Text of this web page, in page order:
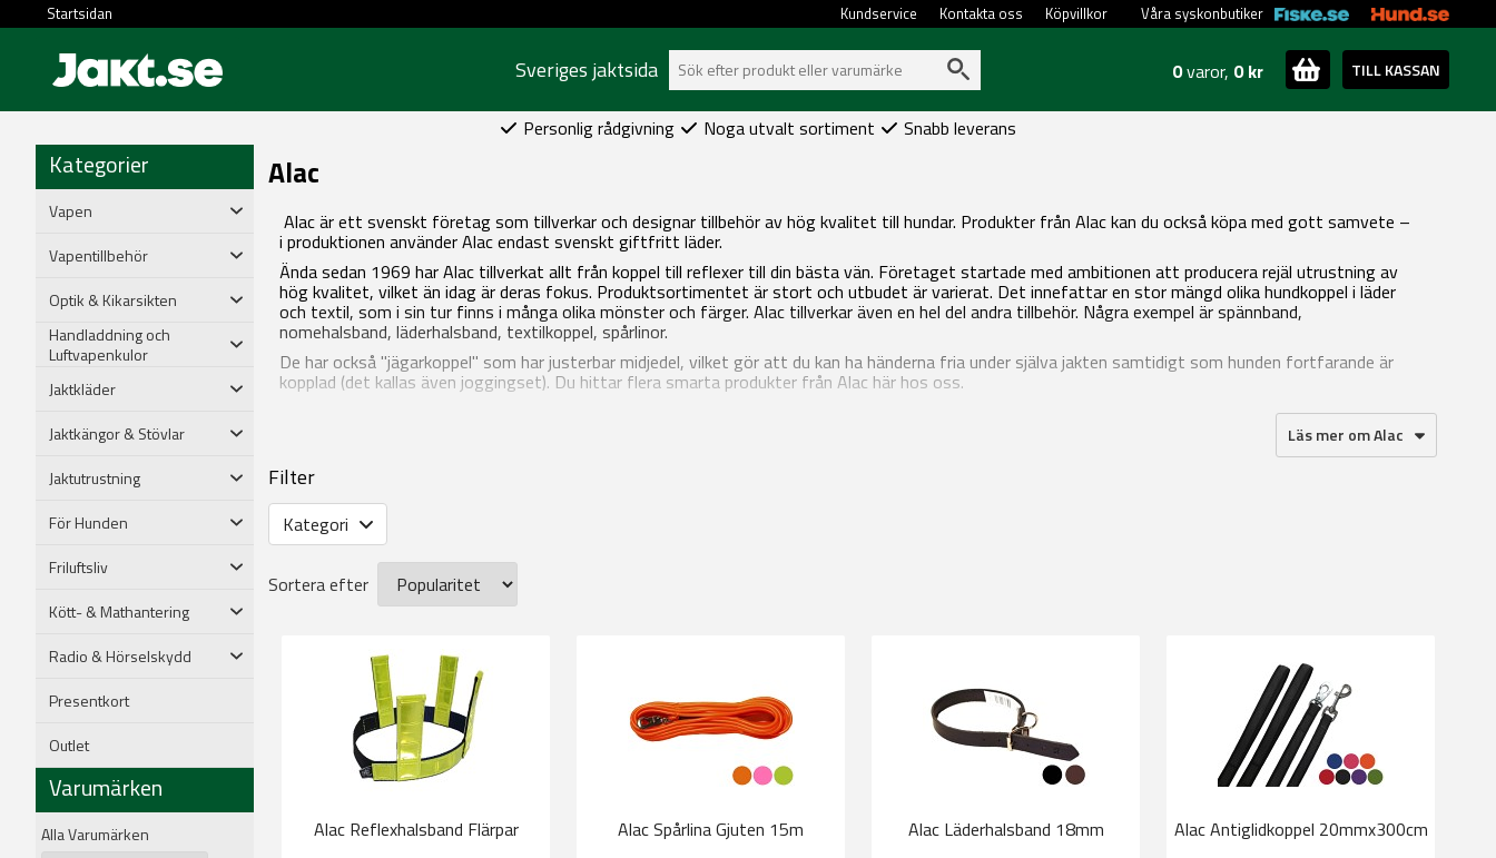
Startsidan Våra syskonbutiker
Köpvillkor
Kontakta oss
Kundservice
Sveriges jaktsida 0varor, 0 kr TILL KASSAN
Personlig rådgivning Noga utvalt sortiment Snabb leverans
Kategorier
Vapen
Vapentillbehör
Optik & Kikarsikten
Handladdning och
Luftvapenkulor
Jaktkläder
Jaktkängor & Stövlar
Jaktutrustning
För Hunden
Friluftsliv
Kött- & Mathantering
Radio & Hörselskydd
Presentkort
Outlet
Varumärken
Alla Varumärken
Alac
Alac är ett svenskt företag som tillverkar och designar tillbehör av hög kvalitet till hundar. Produkter från Alac kan du också köpa med gott samvete –
i produktionen använder Alac endast svenskt giftfritt läder.
Ända sedan 1969 har Alac tillverkat allt från koppel till reflexer till din bästa vän. Företaget startade med ambitionen att producera rejäl utrustning av
hög kvalitet, vilket än idag är deras fokus. Produktsortimentet är stort och utbudet är varierat. Det innefattar en stor mängd olika hundkoppel i läder
och textil, som i sin tur finns i många olika mönster och färger. Alac tillverkar även en hel del andra tillbehör. Några exempel är spännband,
nomehalsband, läderhalsband, textilkoppel, spårlinor.
De har också "jägarkoppel" som har justerbar midjedel, vilket gör att du kan ha händerna fria under själva jakten samtidigt som hunden fortfarande är
kopplad (det kallas även joggingset). Du hittar flera smarta produkter från Alac här hos oss.
Läs mer om Alac
Filter
Kategori
Sortera efter
Alac Reflexhalsband Flärpar Alac Spårlina Gjuten 15m Alac Läderhalsband 18mm Alac Antiglidkoppel 20mmx300cm